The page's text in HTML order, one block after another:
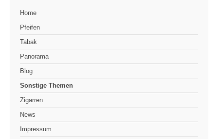
Home
Pfeifen
Tabak
Panorama
Blog
Sonstige Themen
Zigarren
News
Impressum